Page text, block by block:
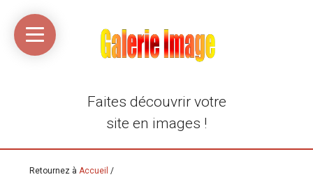
Accueil
Média
libre
Linkinaz
Katomi
compte
Twitter
@Ortegeek
compte
Flickr
Faites découvrir votre
site en images !
Retournez àAccueil /